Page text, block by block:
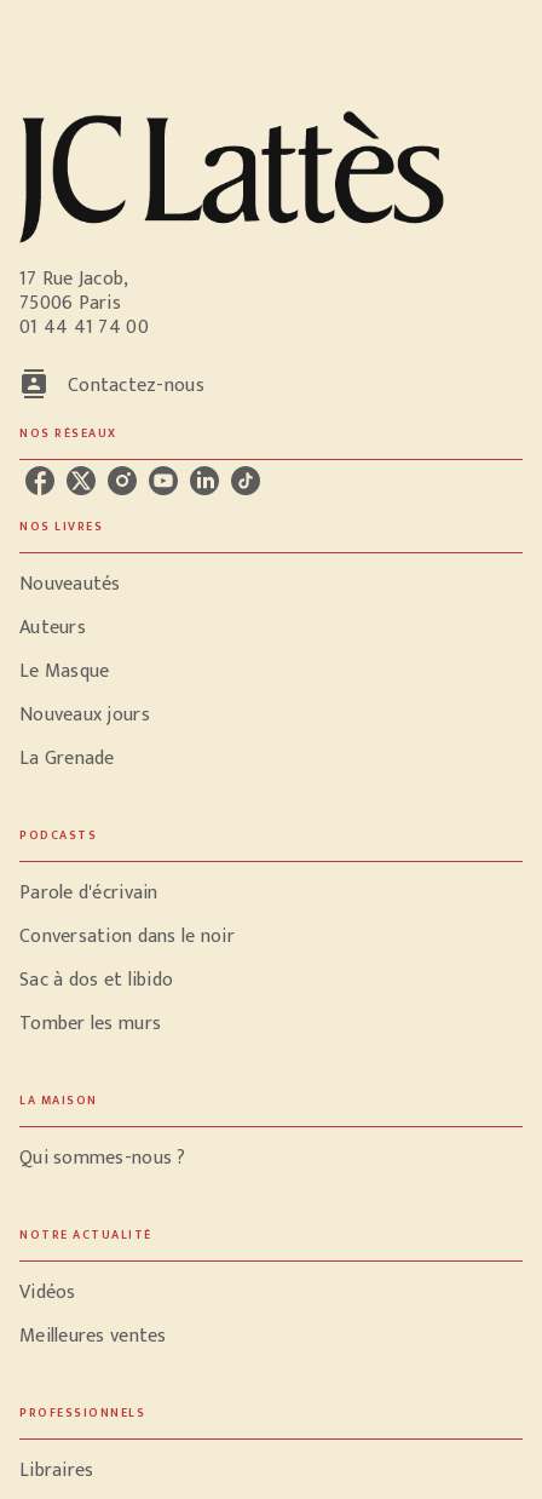
17 Rue Jacob,
75006 Paris
01 44 41 74 00
contacts Contactez-nous
NOS RÉSEAUX
NOS LIVRES
Nouveautés
Auteurs
Le Masque
Nouveaux jours
La Grenade
PODCASTS
Parole d'écrivain
Conversation dans le noir
Sac à dos et libido
Tomber les murs
LA MAISON
Qui sommes-nous ?
NOTRE ACTUALITÉ
Vidéos
Meilleures ventes
PROFESSIONNELS
Libraires